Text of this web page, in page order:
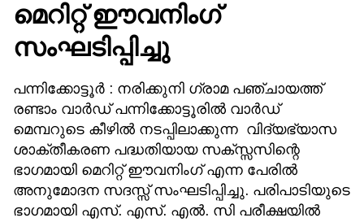
മെറിറ്റ് ഈവനിംഗ്
സംഘടിപ്പിച്ചു
പന്നിക്കോട്ടൂർ : നരിക്കുനി ഗ്രാമ പഞ്ചായത്ത്‌
രണ്ടാം വാർഡ്‌ പന്നിക്കോട്ടൂരിൽ വാർഡ്‌
മെമ്പറുടെ കീഴിൽ നടപ്പിലാക്കുന്ന വിദ്യഭ്യാസ
ശാക്തീകരണ പദ്ധതിയായ സക്സ്സസിന്റെ
ഭാഗമായി മെറിറ്റ് ഈവനിംഗ് എന്ന പേരിൽ
അനുമോദന സദസ്സ് സംഘടിപ്പിച്ചു. പരിപാടിയുടെ
ഭാഗമായി എസ്. എസ്. എൽ. സി പരീക്ഷയിൽ